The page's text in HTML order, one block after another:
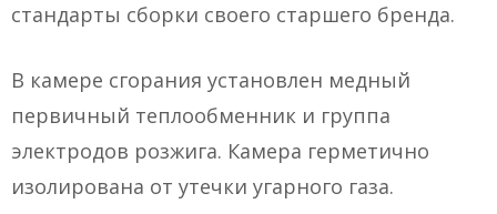
стандарты сборки своего старшего бренда.
В камере сгорания установлен медный
первичный теплообменник и группа
электродов розжига. Камера герметично
изолирована от утечки угарного газа.